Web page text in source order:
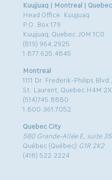
Kuujjuaq | Montreal |
Head Office: Kuujjuaq
P.O. Box 179
Kuujjuaq, Quebec J0M 1C0
(819) 964.2925
1.877.625.4845
Montreal
1111 Dr. Frederik-Philips
St. Laurent, Quebec H4M
(514)745.8880
1.800.361.7052
Quebec City
580 Grande-Allée E, suite
Québec (Québec) G1R 2K2
(418) 522.2224